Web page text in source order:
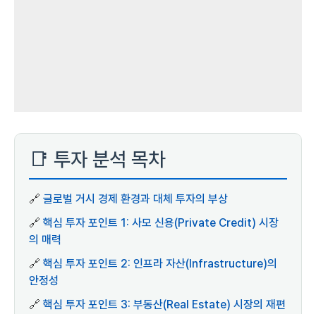
📑 투자 분석 목차
🔗 글로벌 거시 경제 환경과 대체 투자의 부상
🔗 핵심 투자 포인트 1: 사모 신용(Private Credit) 시장
의 매력
🔗 핵심 투자 포인트 2: 인프라 자산(Infrastructure)의
안정성
🔗 핵심 투자 포인트 3: 부동산(Real Estate) 시장의 재편